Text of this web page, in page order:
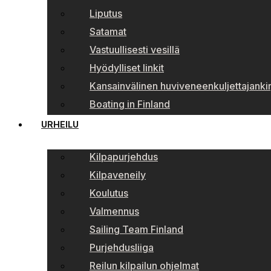
Liputus
Satamat
Vastuullisesti vesillä
Hyödylliset linkit
Kansainvälinen
Boating in Finland
URHEILU
Kilpapurjehdus
Kilpaveneily
Koulutus
Valmennus
Sailing Team Finland
Purjehdusliiga
Reilun kilpailun ohjelmat